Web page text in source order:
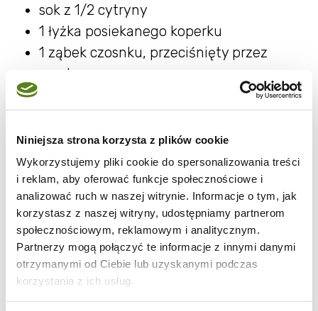
Niniejsza strona korzysta z plików cookie
Wykorzystujemy pliki cookie do spersonalizowania treści
i reklam, aby oferować funkcje społecznościowe i
analizować ruch w naszej witrynie. Informacje o tym, jak
korzystasz z naszej witryny, udostępniamy partnerom
społecznościowym, reklamowym i analitycznym.
Partnerzy mogą połączyć te informacje z innymi danymi
otrzymanymi od Ciebie lub uzyskanymi podczas
korzystania z ich usług.
sok z 1/2 cytryny
1 łyżka posiekanego koperku
1 ząbek czosnku, przeciśnięty przez
praskę
W średniej misce wymieszaj wszystkie
składniki dressingu.
Następnie wmieszaj kapustę i
marchewkę.
Włóż do lodówki na kolka godzin a
najlepiej na całą noc aby smaki się